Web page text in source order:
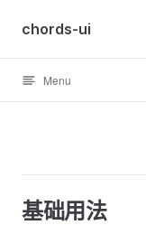
Skip to content
chords-ui
Menu
基础用法